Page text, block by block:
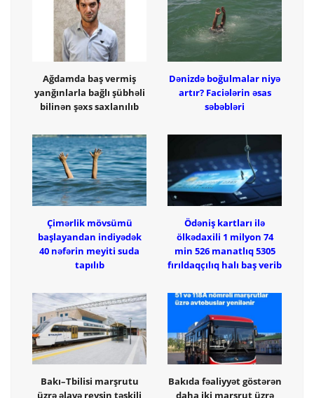
Ağdamda baş vermiş
yanğınlarla bağlı şübhəli
bilinən şəxs saxlanılıb
Dənizdə boğulmalar niyə
artır? Faciələrin əsas
səbəbləri
Çimərlik mövsümü
başlayandan indiyədək
40 nəfərin meyiti suda
tapılıb
Ödəniş kartları ilə
ölkədaxili 1 milyon 74
min 526 manatlıq 5305
fırıldaqçılıq halı baş verib
Bakı–Tbilisi marşrutu
üzrə əlavə reysin təşkili
Bakıda fəaliyyət göstərən
daha iki marşrut üzrə